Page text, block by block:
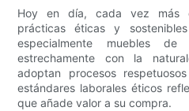
Hoy en día, cada vez más
prácticas éticas y
especialmente muebles
estrechamente con la
adoptan procesos
estándares laborales éticos
que añade valor a su compra.